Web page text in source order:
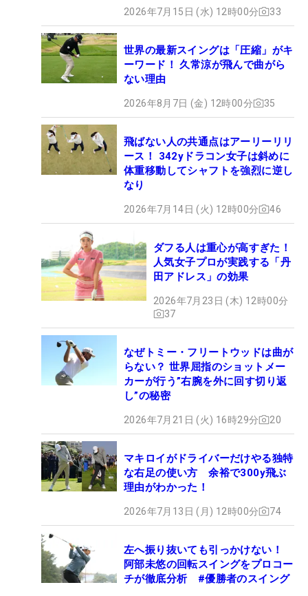
2026年7月15日 (水) 12時00分 33
世界の最新スイングは「圧縮」がキ
ーワード！ 久常涼が飛んで曲がら
ない理由
2026年8月7日 (金) 12時00分 35
飛ばない人の共通点はアーリーリリ
ース！ 342yドラコン女子は斜めに
体重移動してシャフトを強烈に逆し
なり
2026年7月14日 (火) 12時00分 46
ダフる人は重心が高すぎた！
人気女子プロが実践する「丹
田アドレス」の効果
2026年7月23日 (木) 12時00分
37
なぜトミー・フリートウッドは曲が
らない？ 世界屈指のショットメー
カーが行う”右腕を外に回す切り返
し”の秘密
2026年7月21日 (火) 16時29分 20
マキロイがドライバーだけやる独特
な右足の使い方 余裕で300y飛ぶ
理由がわかった！
2026年7月13日 (月) 12時00分 74
左へ振り抜いても引っかけない！
阿部未悠の回転スイングをプロコー
チが徹底分析 #優勝者のスイング